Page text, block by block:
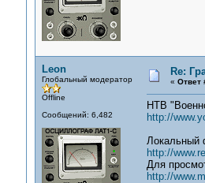
Leon
Глобальный модератор
Offline
Сообщений: 6,482
Re:
« Ответ
НТВ
http://
Локальный
http://
Для
http://